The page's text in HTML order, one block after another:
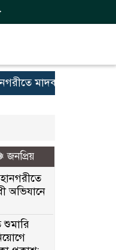
মাদক বিরোধী
জনপ্রিয়
অভিযানে